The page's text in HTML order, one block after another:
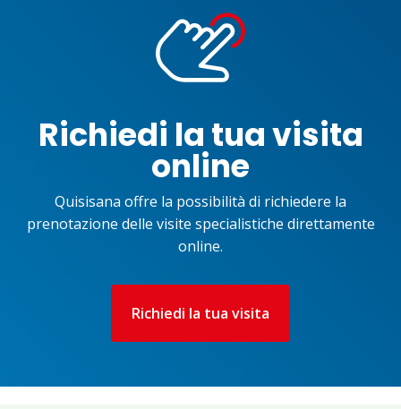
Richiedi la tua visita
online
Quisisana offre la possibilità di richiedere la
prenotazione delle visite specialistiche direttamente
online.
Richiedi la tua visita